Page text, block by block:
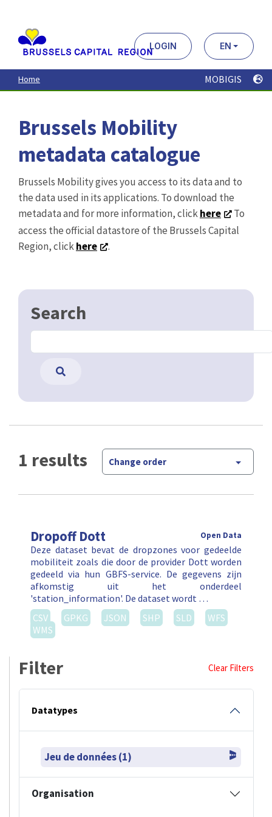
contenu
principal
LOGIN EN
Home MOBIGIS
Brussels Mobility
metadata catalogue
Brussels Mobility gives you access to its data and to
the data used in its applications. To download the
metadata and for more information, clickhere
To
access the official datastore of the Brussels Capital
Region, clickhere .
Search
1 results Change order
Dropoff Dott Open Data
Deze dataset bevat de dropzones voor gedeelde
mobiliteit zoals die door de provider Dott worden
gedeeld via hun GBFS-service. De gegevens zijn
afkomstig uit het onderdeel
'station_information'. De dataset wordt …
CSV
GPKG JSON SHP SLD
WFS
WMS
Filter Clear Filters
Datatypes
Jeu de données (1)
Organisation